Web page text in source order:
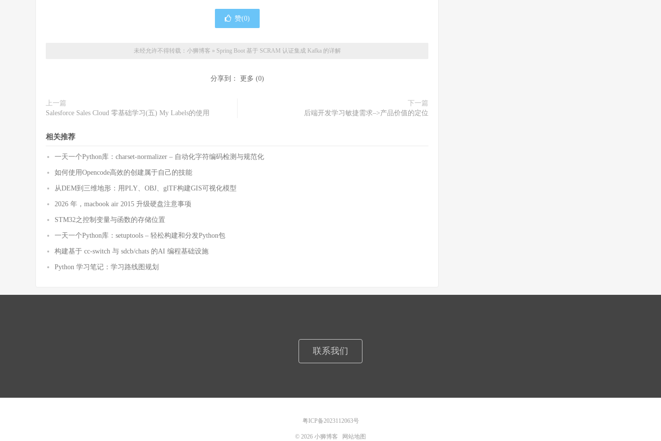
赞(0)
未经允许不得转载： 小狮博客 » Spring Boot 基于 SCRAM 认证集成 Kafka 的详解
分享到： 更多 (0)
上一篇
Salesforce Sales Cloud 零基础学习(五) My Labels的使用
下一篇
后端开发学习敏捷需求–>产品价值的定位
相关推荐
一天一个Python库：charset-normalizer – 自动化字符编码检测与规范化
如何使用Opencode高效的创建属于自己的技能
从DEM到三维地形：用PLY、OBJ、glTF构建GIS可视化模型
2026 年，macbook air 2015 升级硬盘注意事项
STM32之控制变量与函数的存储位置
一天一个Python库：setuptools – 轻松构建和分发Python包
构建基于 cc-switch 与 sdcb/chats 的AI 编程基础设施
Python 学习笔记：学习路线图规划
联系我们
粤ICP备2023112063号
© 2026 小狮博客 网站地图